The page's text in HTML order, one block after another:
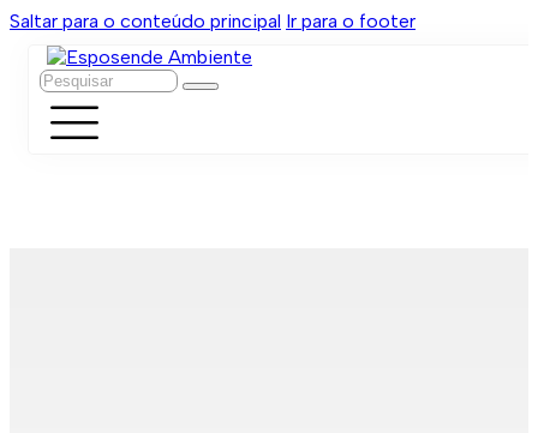
Saltar para o conteúdo principal Ir para o footer
Pesquisar